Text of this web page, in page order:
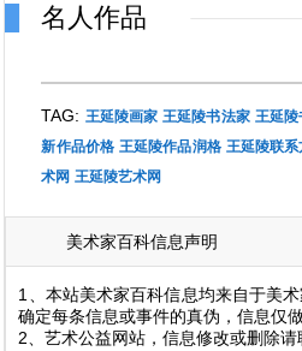
名人作品
TAG: 王延陵画家 王延陵书法家 王延陵
新作品价格 王延陵作品润格 王延陵联系
术网 王延陵艺术网
美术家百科信息声明
1、本站美术家百科信息均来自于美
确定每条信息或事件的真伪，信息仅
2、艺术公益网站，信息修改或删除请